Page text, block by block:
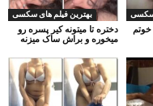
بهترین فیلم های سکسی
دختره تا میتونه کیر پسره رو
میخوره و براش ساک میزنه
سکسی